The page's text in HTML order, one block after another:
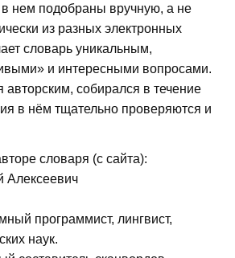
нем подобраны вручную, а не
из разных электронных
словарь уникальным,
и интересными вопросами.
авторским, собирался в течение
в нём тщательно проверяются и
словаря (с сайта):
Алексеевич
программист, лингвист,
наук.